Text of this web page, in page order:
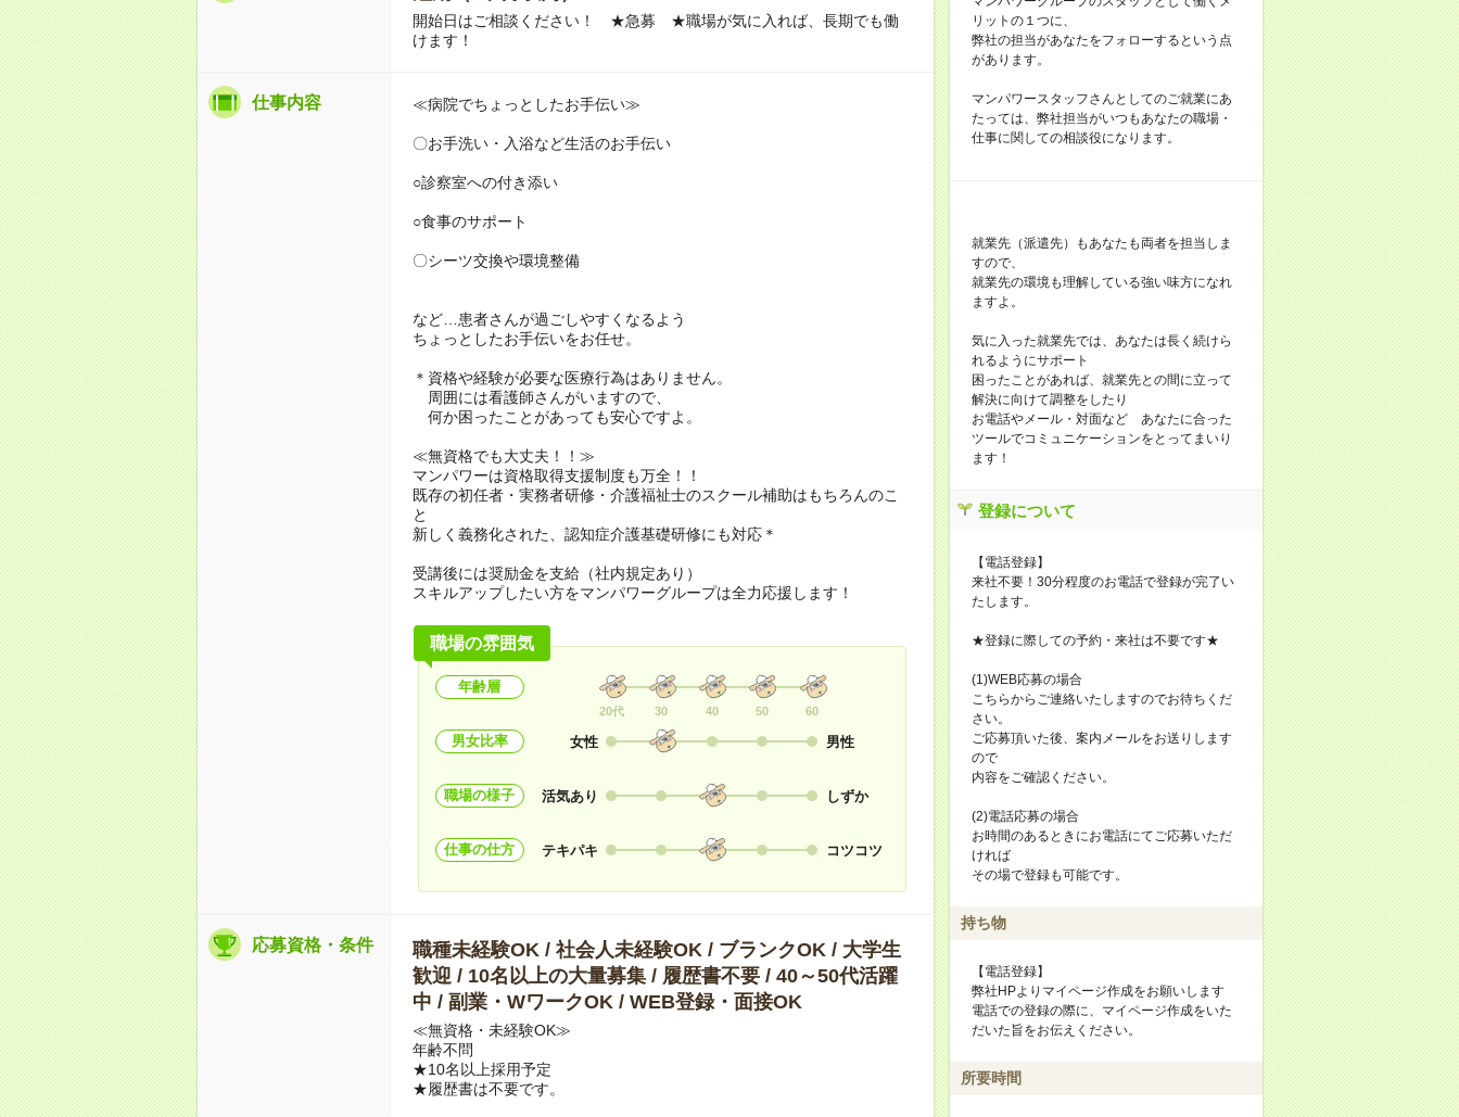
開始日はご相談ください！ ★急募 ★職場が気に入れば、長期でも働
けます！
仕事内容 ≪病院でちょっとしたお手伝い≫
〇お手洗い・入浴など生活のお手伝い
○診察室への付き添い
○食事のサポート
〇シーツ交換や環境整備
など…患者さんが過ごしやすくなるよう
ちょっとしたお手伝いをお任せ。
＊資格や経験が必要な医療行為はありません。
周囲には看護師さんがいますので、
何か困ったことがあっても安心ですよ。
≪無資格でも大丈夫！！≫
マンパワーは資格取得支援制度も万全！！
既存の初任者・実務者研修・介護福祉士のスクール補助はもちろんのこ
と
新しく義務化された、認知症介護基礎研修にも対応＊
受講後には奨励金を支給（社内規定あり）
スキルアップしたい方をマンパワーグループは全力応援します！
職場の雰囲気
年齢層
20代 30 40 50 60
男女比率 女性 男性
職場の様子 活気あり しずか
仕事の仕方 テキパキ コツコツ
応募資格・条件
職種未経験OK / 社会人未経験OK / ブランクOK / 大学生
歓迎 / 10名以上の大量募集 / 履歴書不要 / 40～50代活躍
中 / 副業・WワークOK / WEB登録・面接OK
≪無資格・未経験OK≫
年齢不問
★10名以上採用予定
★履歴書は不要です。
リットの１つに、
弊社の担当があなたをフォローするという点
があります。
マンパワースタッフさんとしてのご就業にあ
たっては、弊社担当がいつもあなたの職場・
仕事に関しての相談役になります。
就業先（派遣先）もあなたも両者を担当しま
すので、
就業先の環境も理解している強い味方になれ
ますよ。
気に入った就業先では、あなたは長く続けら
れるようにサポート
困ったことがあれば、就業先との間に立って
解決に向けて調整をしたり
お電話やメール・対面など あなたに合った
ツールでコミュニケーションをとってまいり
ます！
登録について
【電話登録】
来社不要！30分程度のお電話で登録が完了い
たします。
★登録に際しての予約・来社は不要です★
(1)WEB応募の場合
こちらからご連絡いたしますのでお待ちくだ
さい。
ご応募頂いた後、案内メールをお送りします
ので
内容をご確認ください。
(2)電話応募の場合
お時間のあるときにお電話にてご応募いただ
ければ
その場で登録も可能です。
持ち物
【電話登録】
弊社HPよりマイページ作成をお願いします
電話での登録の際に、マイページ作成をいた
だいた旨をお伝えください。
所要時間